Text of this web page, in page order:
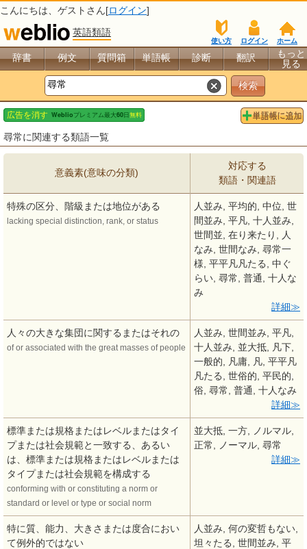
こんにちは、 ゲスト さん[ログイン]
英語類語
ホーム
ログイン
使い方
辞書 例文 質問箱 単語帳 診断 翻訳
もっと
見る
尋常に関連する類語一覧
意義素(意味の分類)
対応する
類語・関連語
特殊の区分、階級または地位がある
lacking special distinction, rank, or status
人並み, 平均的, 中位, 世
間並み, 平凡, 十人並み,
世間並, 在り来たり, 人
なみ, 世間なみ, 尋常一
様, 平平凡凡たる, 中ぐ
らい, 尋常, 普通, 十人な
み
詳細
人々の大きな集団に関するまたはそれの
of or associated with the great masses of people
人並み, 世間並み, 平凡,
十人並み, 並大抵, 凡下,
一般的, 凡庸, 凡, 平平凡
凡たる, 世俗的, 平民的,
俗, 尋常, 普通, 十人なみ
詳細
標準または規格またはレベルまたはタイ
プまたは社会規範と一致する、あるい
は、標準または規格またはレベルまたは
タイプまたは社会規範を構成する
conforming with or constituting a norm or
standard or level or type or social norm
並大抵, 一方, ノルマル,
正常, ノーマル, 尋常
詳細
特に質、能力、大きさまたは度合におい
て例外的ではない
人並み, 何の変哲もない,
坦々たる, 世間並み, 平